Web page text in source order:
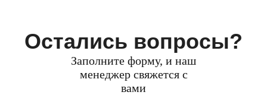
Остались вопросы?
Заполните форму, и наш
менеджер свяжется с
вами